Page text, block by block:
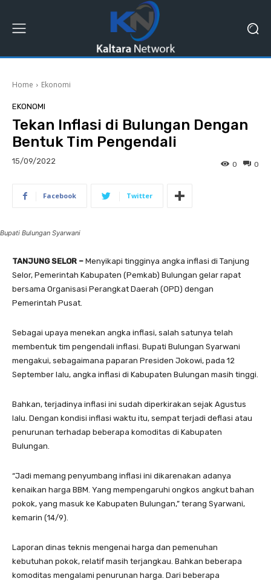
Home Ekonomi
EKONOMI
Tekan Inflasi di Bulungan Dengan
Bentuk Tim Pengendali
15/09/2022 0
0
Facebook Twitter
Bupati Bulungan Syarwani
TANJUNG SELOR – Menyikapi tingginya angka inflasi di Tanjung
Selor, Pemerintah Kabupaten (Pemkab) Bulungan gelar rapat
bersama Organisasi Perangkat Daerah (OPD) dengan
Pemerintah Pusat.
Sebagai upaya menekan angka inflasi, salah satunya telah
membentuk tim pengendali inflasi. Bupati Bulungan Syarwani
mengakui, sebagaimana paparan Presiden Jokowi, pada 12
September lalu, angka inflasi di Kabupaten Bulungan masih tinggi.
Bahkan, terjadinya inflasi ini sudah diperkirakan sejak Agustus
lalu. Dengan kondisi inflasi waktu itu, sempat terjadi deflasi atau
penurunan terhadap beberapa komoditas di Kabupaten
Bulungan.
“Jadi memang penyumbang inflasi ini dikarenakan adanya
kenaikan harga BBM. Yang mempengaruhi ongkos angkut bahan
pokok, yang masuk ke Kabupaten Bulungan,” terang Syarwani,
kemarin (14/9).
Laporan dinas teknis mengenai harga dan pemenuhan
kebutuhan pokok, relatif masih terjangkau. Bahkan beberapa
komoditas mengalami penurunan harga. Dari beberapa